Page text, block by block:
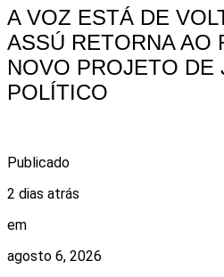
A VOZ ESTÁ DE
ASSÚ RETORNA AO
NOVO PROJETO DE
POLÍTICO
Publicado
2 dias atrás
em
agosto 6, 2026